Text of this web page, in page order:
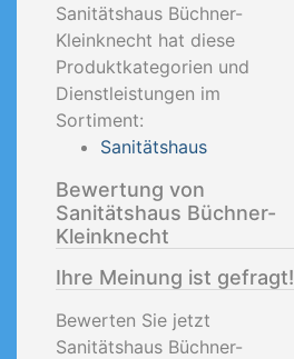
Sanitätshaus Büchner-
Kleinknecht hat diese
Produktkategorien und
Dienstleistungen im
Sortiment:
Sanitätshaus
Bewertung von
Sanitätshaus Büchner-
Kleinknecht
Ihre Meinung ist gefragt!
Bewerten Sie jetzt
Sanitätshaus Büchner-